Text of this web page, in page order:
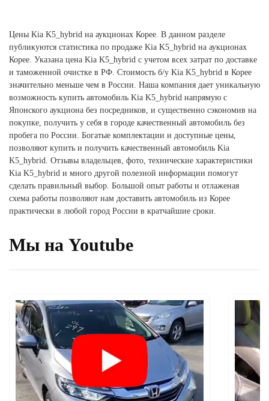
Цены Kia K5_hybrid на аукционах Корее. В данном разделе
публикуются статистика по продаже Kia K5_hybrid на аукционах
Корее. Указана цена Kia K5_hybrid с учетом всех затрат по доставке
и таможенной очистке в РФ. Стоимость б/у Kia K5_hybrid в Корее
значительно меньше чем в России. Наша компания дает уникальную
возможность купить автомобиль Kia K5_hybrid напрямую с
Японского аукциона без посредников, и существенно сэкономив на
покупке, получить у себя в городе качественный автомобиль без
пробега по России. Богатые комплектации и доступные цены,
позволяют купить и получить качественный автомобиль Kia
K5_hybrid. Отзывы владельцев, фото, технические характеристики
Kia K5_hybrid и много другой полезной информации помогут
сделать правильный выбор. Большой опыт работы и отлаженая
схема работы позволяют нам доставить автомобиль из Корее
практически в любой город России в кратчайшие сроки.
Мы на Youtube